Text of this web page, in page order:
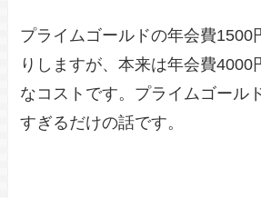
プライムゴールドの年会費1500
りしますが、本来は年会費4000
なコストです。プライムゴール
すぎるだけの話です。